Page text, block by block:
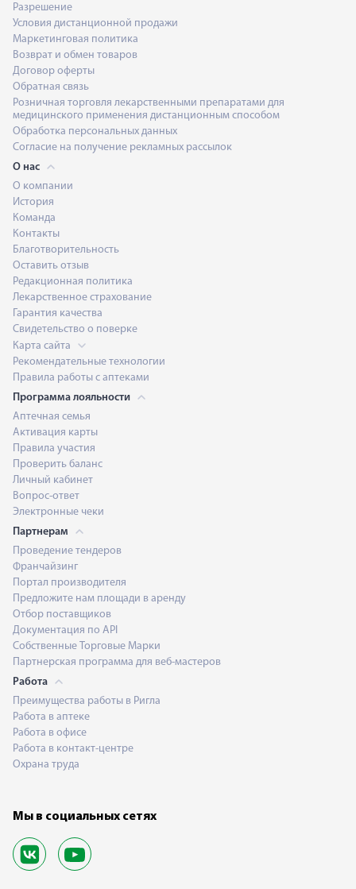
Разрешение
Условия дистанционной продажи
Маркетинговая политика
Возврат и обмен товаров
Договор оферты
Обратная связь
Розничная торговля лекарственными препаратами для
медицинского применения дистанционным способом
Обработка персональных данных
Согласие на получение рекламных рассылок
О нас
О компании
История
Команда
Контакты
Благотворительность
Оставить отзыв
Редакционная политика
Лекарственное страхование
Гарантия качества
Свидетельство о поверке
Карта сайта
Рекомендательные технологии
Правила работы с аптеками
Программа лояльности
Аптечная семья
Активация карты
Правила участия
Проверить баланс
Личный кабинет
Вопрос-ответ
Электронные чеки
Партнерам
Проведение тендеров
Франчайзинг
Портал производителя
Предложите нам площади в аренду
Отбор поставщиков
Документация по API
Собственные Торговые Марки
Партнерская программа для веб-мастеров
Работа
Преимущества работы в Ригла
Работа в аптеке
Работа в офисе
Работа в контакт-центре
Охрана труда
Мы в социальных сетях